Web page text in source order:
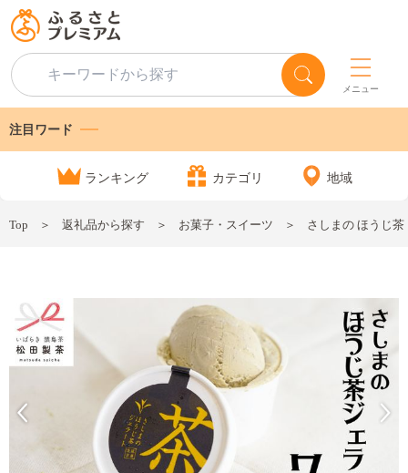
メニュー
注目ワード
ランキング カテゴリ 地域
Top 返礼品から探す お菓子・スイーツ さしまの ほうじ